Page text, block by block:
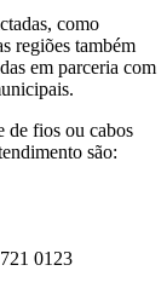
como
regiões também
em parceria com
de fios ou cabos
são:
0123